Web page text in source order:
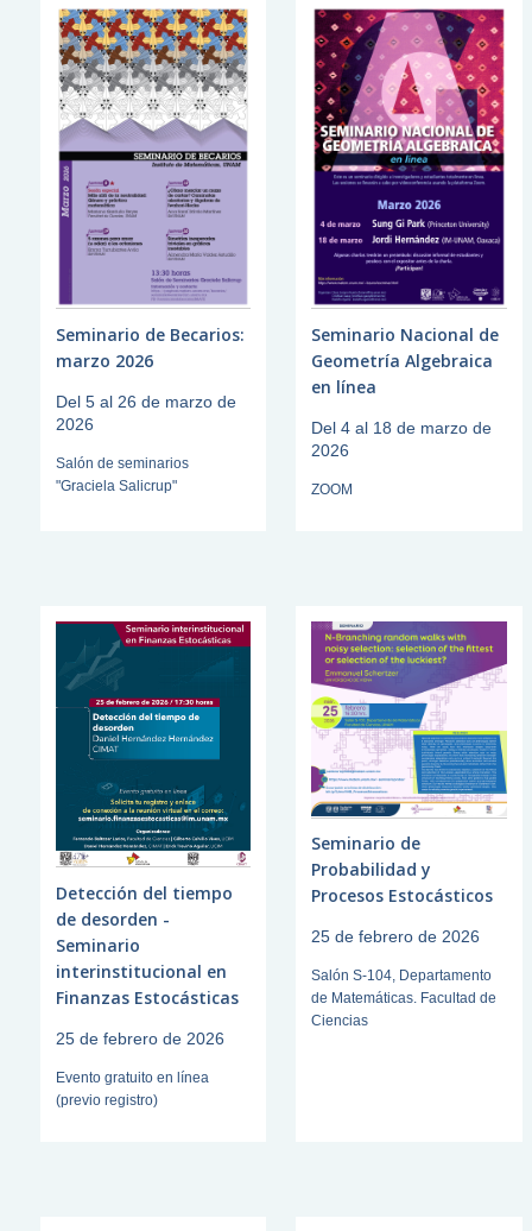
Seminario de Becarios:
marzo 2026
Del 5 al 26 de marzo de
2026
Salón de seminarios
"Graciela Salicrup"
Seminario Nacional de
Geometría Algebraica
en línea
Del 4 al 18 de marzo de
2026
ZOOM
Detección del tiempo
de desorden -
Seminario
interinstitucional en
Finanzas Estocásticas
25 de febrero de 2026
Evento gratuito en línea
(previo registro)
Seminario de
Probabilidad y
Procesos Estocásticos
25 de febrero de 2026
Salón S-104, Departamento
de Matemáticas. Facultad de
Ciencias